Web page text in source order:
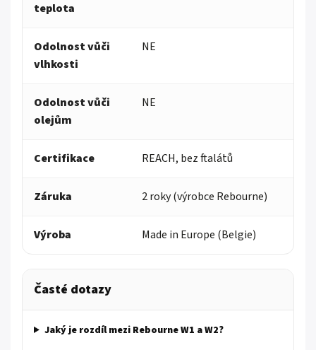
teplota
Odolnost vůči
vlhkosti
NE
Odolnost vůči
olejům
NE
Certifikace REACH, bez ftalátů
Záruka 2 roky (výrobce Rebourne)
Výroba Made in Europe (Belgie)
Časté dotazy
Jaký je rozdíl mezi Rebourne W1 a W2?